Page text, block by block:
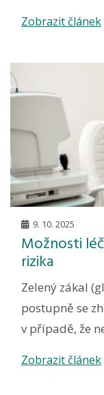
Zobrazit článek
9. 10. 2025
Možnosti
rizika
Zelený zákal
postupně se
v případě, že
Zobrazit článek